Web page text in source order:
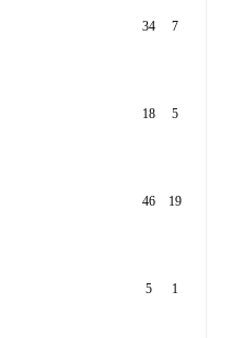
34 7
18 5
46 19
5 1